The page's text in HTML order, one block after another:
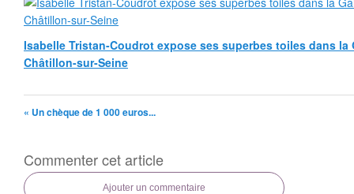
Isabelle Tristan-Coudrot expose ses superbes toiles dans la
Châtillon-sur-Seine
« Un chèque de 1 000 euros...
Commenter cet article
Ajouter un commentaire